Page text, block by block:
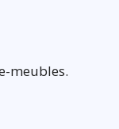
meubles.